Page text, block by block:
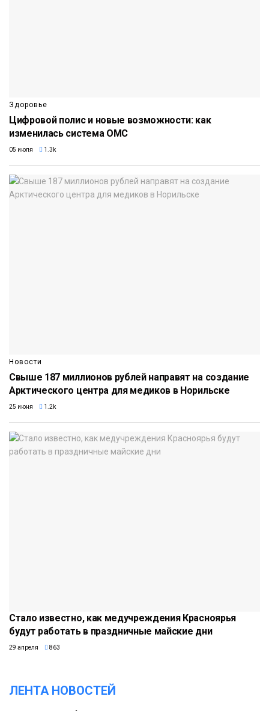
Здоровье
Цифровой полис и новые возможности: как
изменилась система ОМС
05 июля 1.3k
Новости
Свыше 187 миллионов рублей направят на создание
Арктического центра для медиков в Норильске
25 июня 1.2k
Стало известно, как медучреждения Красноярья
будут работать в праздничные майские дни
29 апреля 863
ЛЕНТА НОВОСТЕЙ